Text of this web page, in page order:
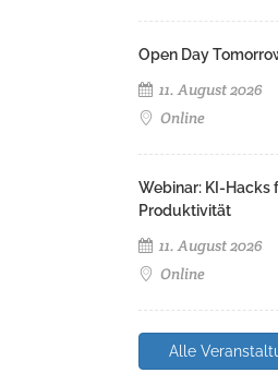
Open Day
11. August 2026
Online
Webinar: KI-Hacks
Produktivität
11. August 2026
Online
Alle